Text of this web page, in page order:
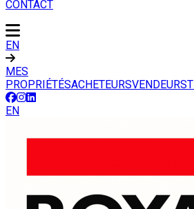
CONTACT
EN
MES
PROPRIÉTÉSACHETEURSVENDEURS
EN